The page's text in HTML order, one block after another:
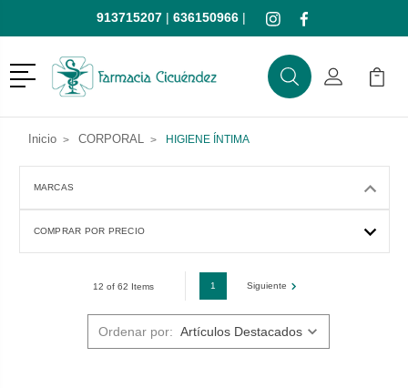
913715207 | 636150966 |
Menú
BuscarMi Cuenta
Mi
Inicio CORPORAL HIGIENE ÍNTIMA
MARCAS
COMPRAR POR PRECIO
12 of 62 Items 1 Siguiente
Ordenar por: